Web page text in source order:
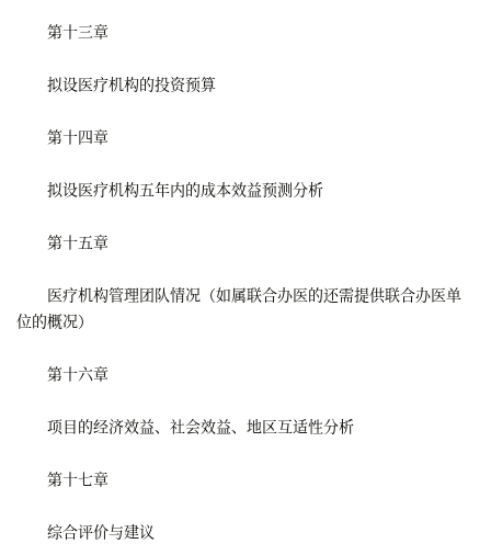
第十三章
拟设医疗机构的投资预算
第十四章
拟设医疗机构五年内的成本效益预测分析
第十五章
医疗机构管理团队情况（如属联合办医的还需提供联合办医单
位的概况）
第十六章
项目的经济效益、社会效益、地区互适性分析
第十七章
综合评价与建议